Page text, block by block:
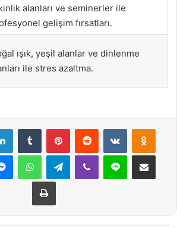
alanları ve seminerler ile
gelişim fırsatları.
ışık, yeşil alanlar ve dinlenme
ile stres azaltma.
LinkedInTumblr PinterestReddit VKontakte
MessengerWhatsAppTelegramViber Line E-Posta ile
Yazdır